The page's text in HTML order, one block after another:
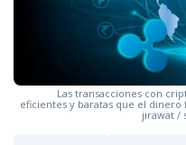
Las transacciones con
eficientes y baratas que el
jirawat /